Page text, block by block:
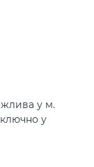
у м.
у